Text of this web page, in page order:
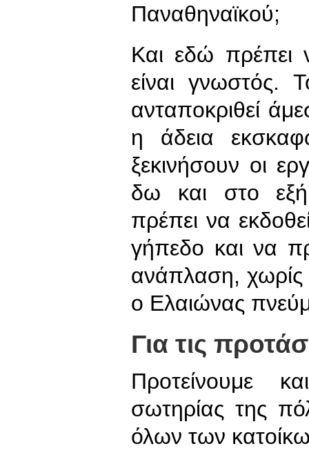
Παναθηναϊκού;
Και εδώ
είναι
ανταποκριθεί
η άδεια
ξεκινήσουν οι
δω και στο
πρέπει να
γήπεδο και να
ανάπλαση, χωρίς
ο Ελαιώνας
Για τις
Προτείνουμε
σωτηρίας της
όλων των